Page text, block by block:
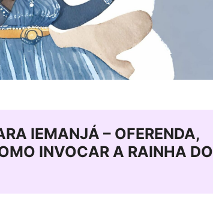
IEMANJÁ – OFERENDA,
INVOCAR A RAINHA DO